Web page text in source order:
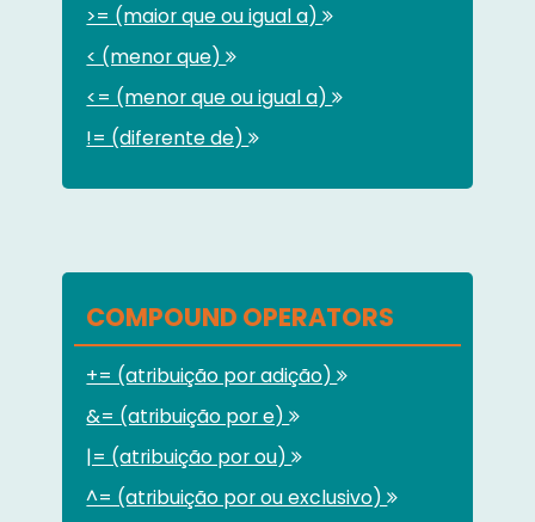
>= (maior que ou igual a)
< (menor que)
<= (menor que ou igual a)
!= (diferente de)
COMPOUND OPERATORS
+= (atribuição por adição)
&= (atribuição por e)
|= (atribuição por ou)
^= (atribuição por ou exclusivo)